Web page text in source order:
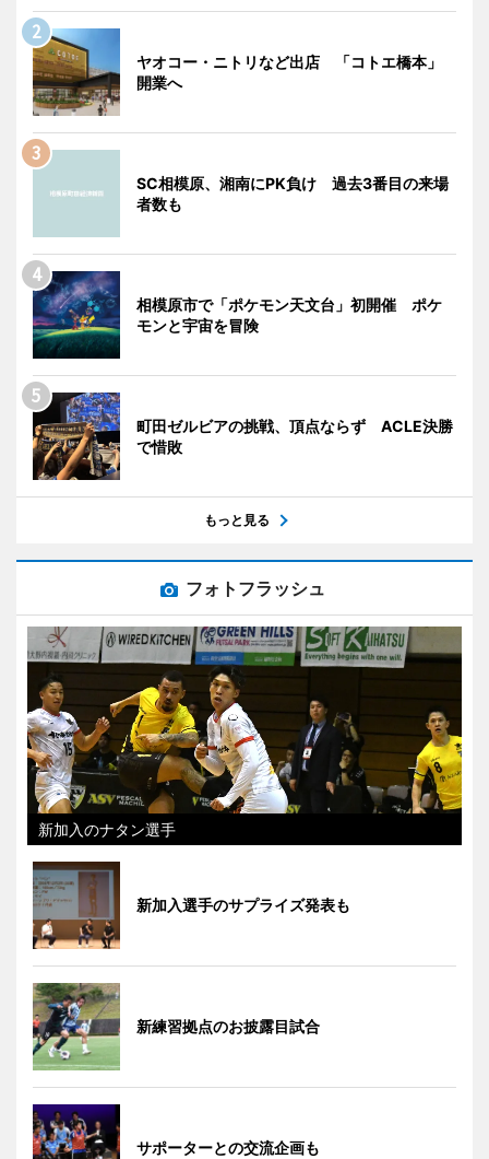
ヤオコー・ニトリなど出店 「コトエ橋本」
開業へ
SC相模原、湘南にPK負け 過去3番目の来場
者数も
相模原市で「ポケモン天文台」初開催 ポケ
モンと宇宙を冒険
町田ゼルビアの挑戦、頂点ならず ACLE決勝
で惜敗
もっと見る
フォトフラッシュ
新加入のナタン選手
新加入選手のサプライズ発表も
新練習拠点のお披露目試合
サポーターとの交流企画も